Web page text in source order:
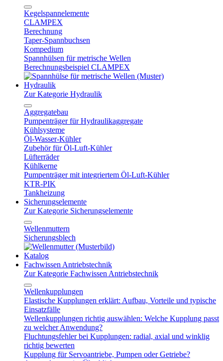
Kegelspannelemente
CLAMPEX
Berechnung
Taper-Spannbuchsen
Kompedium
Spannhülsen für metrische Wellen
Berechnungsbeispiel CLAMPEX
Hydraulik
Zur Kategorie Hydraulik
Aggregatebau
Pumpenträger für Hydraulikaggregate
Kühlsysteme
Öl-Wasser-Kühler
Zubehör für Öl-Luft-Kühler
Lüfterräder
Kühlkerne
Pumpenträger mit integriertem Öl-Luft-Kühler
KTR-PIK
Tankheizung
Sicherungselemente
Zur Kategorie Sicherungselemente
Wellenmuttern
Sicherungsblech
Katalog
Fachwissen Antriebstechnik
Zur Kategorie Fachwissen Antriebstechnik
Wellenkupplungen
Elastische Kupplungen erklärt: Aufbau, Vorteile und typische
Einsatzfälle
Wellenkupplungen richtig auswählen: Welche Kupplung passt
zu welcher Anwendung?
Fluchtungsfehler bei Kupplungen: radial, axial und winklig
richtig bewerten
Kupplung für Servoantriebe, Pumpen oder Getriebe?